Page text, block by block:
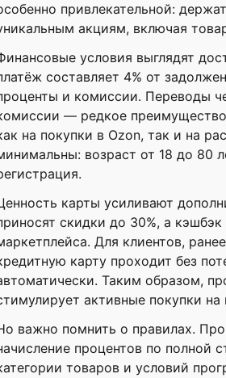
привлекательной:
акциям, включая
условия выглядят
составляет 4% от
и комиссии. Переводы
— редкое
на покупки в Ozon, так и на
возраст от 18 до 80
карты усиливают
скидки до 30%, а
Для клиентов,
карту проходит без
Таким образом,
активные покупки на
важно помнить о правилах.
процентов по полной
товаров и условий